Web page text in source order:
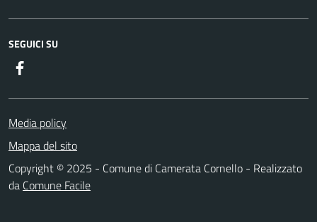
SEGUICI SU
Media policy
Mappa del sito
Copyright © 2025 - Comune di Camerata Cornello - Realizzato
da Comune Facile